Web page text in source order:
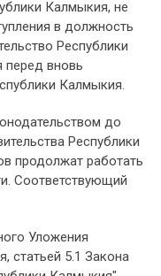
Калмыкия, не
в должность
Республики
перед вновь
Калмыкия.
до
Республики
продолжат работать
Соответствующий
Уложения
статьей 5.1 Закона